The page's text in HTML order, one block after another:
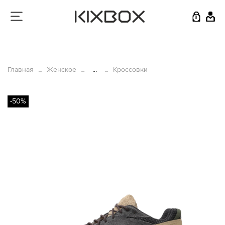
0
Главная Женское ... Кроссовки
-50%